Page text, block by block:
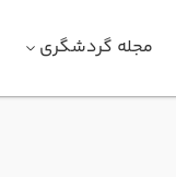
مجله گردشگری